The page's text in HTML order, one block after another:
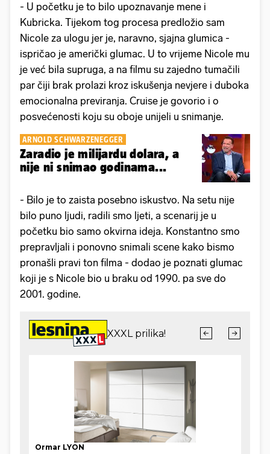
- U početku je to bilo upoznavanje mene i
Kubricka. Tijekom tog procesa predložio sam
Nicole za ulogu jer je, naravno, sjajna glumica -
ispričao je američki glumac. U to vrijeme Nicole mu
je već bila supruga, a na filmu su zajedno tumačili
par čiji brak prolazi kroz iskušenja nevjere i duboka
emocionalna previranja. Cruise je govorio i o
posvećenosti koju su oboje unijeli u snimanje.
ARNOLD SCHWARZENEGGER
Zaradio je milijardu dolara, a
nije ni snimao godinama...
- Bilo je to zaista posebno iskustvo. Na setu nije
bilo puno ljudi, radili smo ljeti, a scenarij je u
početku bio samo okvirna ideja. Konstantno smo
prepravljali i ponovno snimali scene kako bismo
pronašli pravi ton filma - dodao je poznati glumac
koji je s Nicole bio u braku od 1990. pa sve do
2001. godine.